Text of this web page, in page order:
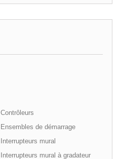
Contrôleurs
Ensembles de démarrage
Interrupteurs mural
Interrupteurs mural à gradateur